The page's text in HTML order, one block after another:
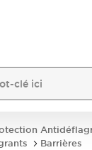
Barrières